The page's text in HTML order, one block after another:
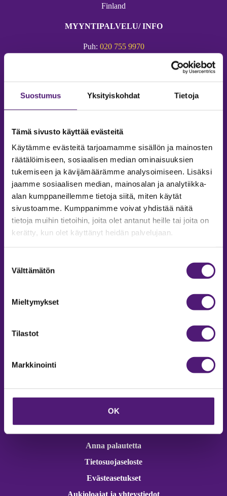
Suostumus Yksityiskohdat Tietoja
Tämä sivusto käyttää evästeitä
Käytämme evästeitä tarjoamamme sisällön ja mainosten
räätälöimiseen, sosiaalisen median ominaisuuksien
tukemiseen ja kävijämäärämme analysoimiseen. Lisäksi
jaamme sosiaalisen median, mainosalan ja analytiikka-
alan kumppaneillemme tietoja siitä, miten käytät
sivustoamme. Kumppanimme voivat yhdistää näitä
tietoja muihin tietoihin, joita olet antanut heille tai joita on
kerätty, kun olet käyttänyt heidän palvelujaan.
valinta
Välttämätön
Mieltymykset
Tilastot
Markkinointi
OK
Finland
MYYNTIPALVELU/ INFO
Puh: 020 755 9970
MAJOITUS
Vastuullisuus
Ympäristöohjelma
Anna palautetta
Tietosuojaseloste
Evästeasetukset
Aukioloajat ja yhteystiedot